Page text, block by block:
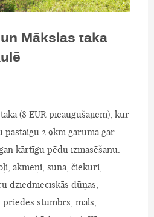
Mākslas taka
(8 EUR pieaugušajiem), kur
2.9km garumā gar
kārtīgu pēdu izmasēšanu.
akmeņi, sūna, čiekuri,
dziednieciskās dūņas,
stumbrs, māls,